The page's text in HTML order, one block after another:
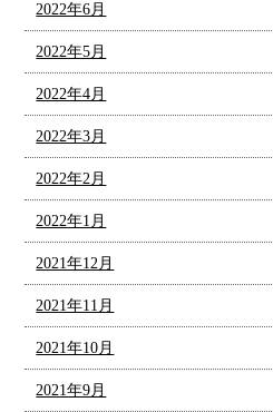
2022年6月
2022年5月
2022年4月
2022年3月
2022年2月
2022年1月
2021年12月
2021年11月
2021年10月
2021年9月